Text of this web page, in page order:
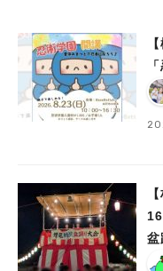
盆
#ラーメン#ショッピング #カ
#イベント#公園#教えたい／
#教えたい/こんなの見つけた